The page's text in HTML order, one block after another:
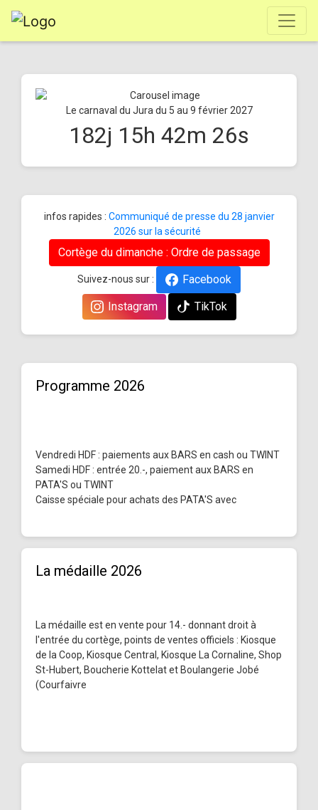
Le carnaval du Jura du 5 au 9 février 2027
182j 15h 42m 26s
infos rapides : Communiqué de presse du 28 janvier
2026 sur la sécurité
Cortège du dimanche : Ordre de passage
Suivez-nous sur :
Facebook
Instagram
TikTok
Programme 2026
Vendredi HDF : paiements aux BARS en cash ou TWINT
Samedi HDF : entrée 20.-, paiement aux BARS en
PATA'S ou TWINT
Caisse spéciale pour achats des PATA'S avec
La médaille 2026
La médaille est en vente pour 14.- donnant droit à
l'entrée du cortège, points de ventes officiels : Kiosque
de la Coop, Kiosque Central, Kiosque La Cornaline, Shop
St-Hubert, Boucherie Kottelat et Boulangerie Jobé
(Courfaivre